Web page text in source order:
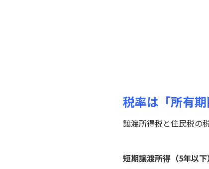
税率は「所有
譲渡所得税と住民税の
短期譲渡所得（5年以下）